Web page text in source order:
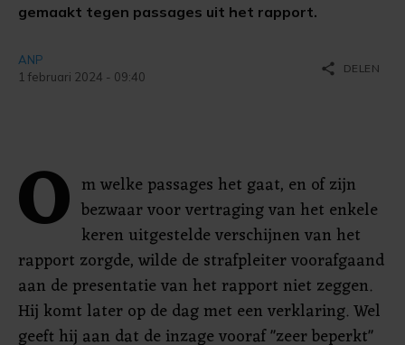
gemaakt tegen passages uit het rapport.
ANP
1 februari 2024 - 09:40
share DELEN
O m welke passages het gaat, en of zijn
bezwaar voor vertraging van het enkele
keren uitgestelde verschijnen van het
rapport zorgde, wilde de strafpleiter voorafgaand
aan de presentatie van het rapport niet zeggen.
Hij komt later op de dag met een verklaring. Wel
geeft hij aan dat de inzage vooraf "zeer beperkt"